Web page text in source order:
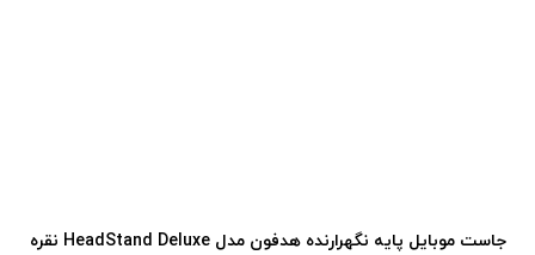
جاست موبایل پایه نگهرارنده هدفون مدل HeadStand Deluxe نقره